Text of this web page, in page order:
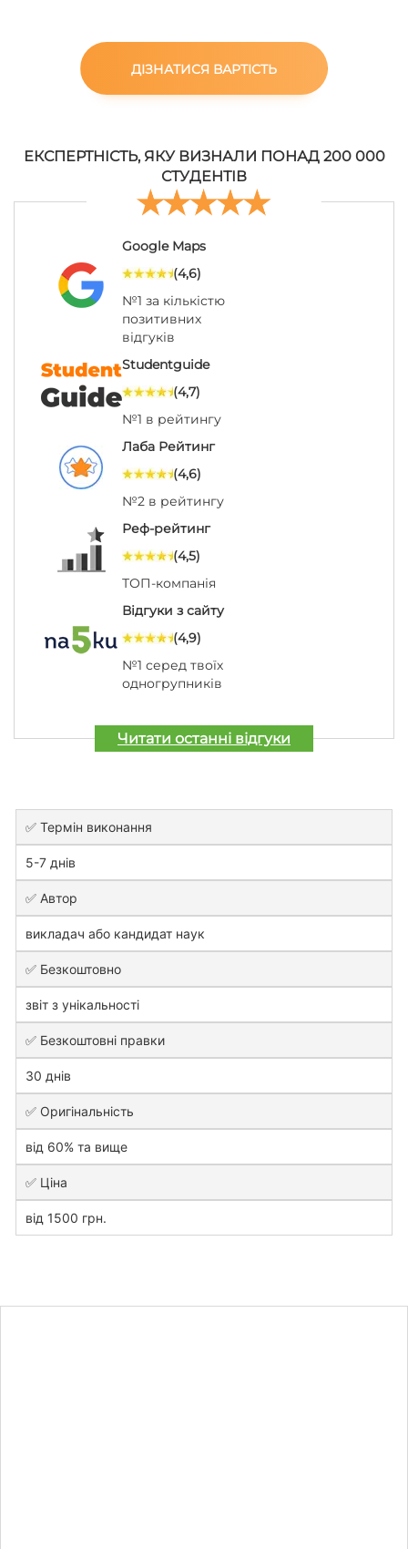
ДІЗНАТИСЯ ВАРТІСТЬ
ЕКСПЕРТНІСТЬ, ЯКУ ВИЗНАЛИ ПОНАД 200 000
СТУДЕНТІВ
Google Maps
(4,6)
№1 за кількістю
позитивних
відгуків
Studentguide
(4,7)
№1 в рейтингу
Лаба Рейтинг
(4,6)
№2 в рейтингу
Реф-рейтинг
(4,5)
ТОП-компанія
Відгуки з сайту
(4,9)
№1 серед твоїх
одногрупників
Читати останні відгуки
✅ Термін виконання
5-7 днів
✅ Автор
викладач або кандидат наук
✅ Безкоштовно
звіт з унікальності
✅ Безкоштовні правки
30 днів
✅ Оригінальність
від 60% та вище
✅ Ціна
від 1500 грн.